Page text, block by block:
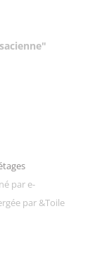
par e-
par &Toile